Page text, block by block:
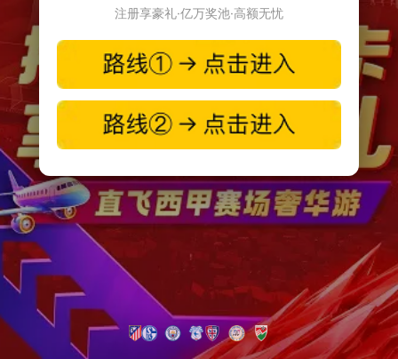
注册享豪礼·亿万奖池·高额无忧